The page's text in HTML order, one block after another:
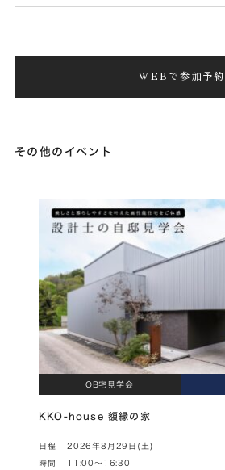
WEBで参加予約
その他のイベント
OB宅見学会
KKO-house 額縁の家
日程 2026年8月29日(土)
時間 11:00～16:30